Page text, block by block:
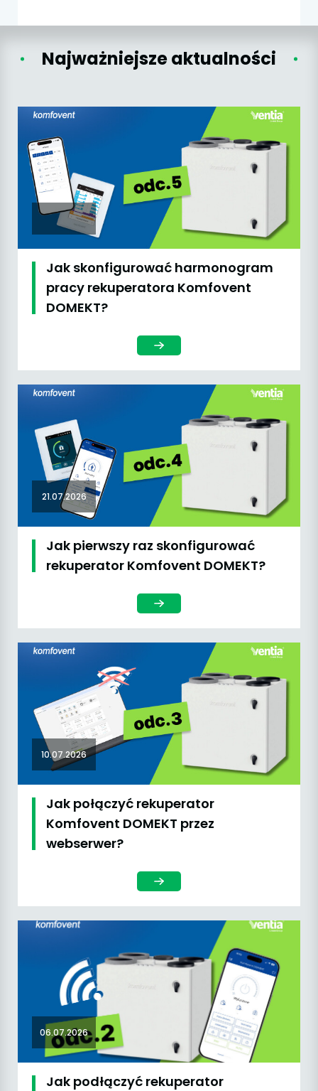
Najważniejsze aktualności
Jak skonfigurować harmonogram
pracy rekuperatora Komfovent
DOMEKT?
21.07.2026
Jak pierwszy raz skonfigurować
rekuperator Komfovent DOMEKT?
10.07.2026
Jak połączyć rekuperator
Komfovent DOMEKT przez
webserwer?
06.07.2026
Jak podłączyć rekuperator